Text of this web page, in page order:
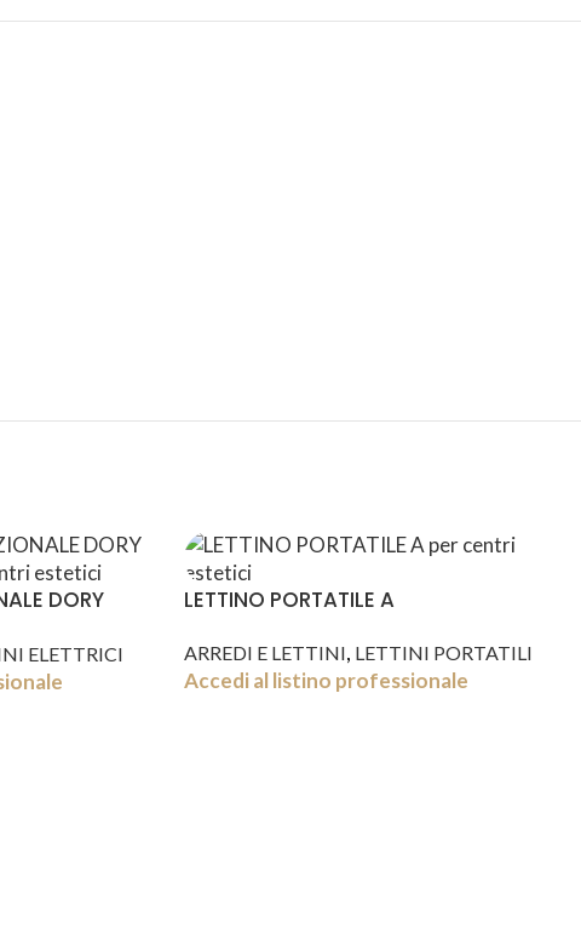
DORY
ELETTRICI
LETTINO PORTATILE A
ARREDI E LETTINI, LETTINI PORTATILI
Accedi al listino professionale